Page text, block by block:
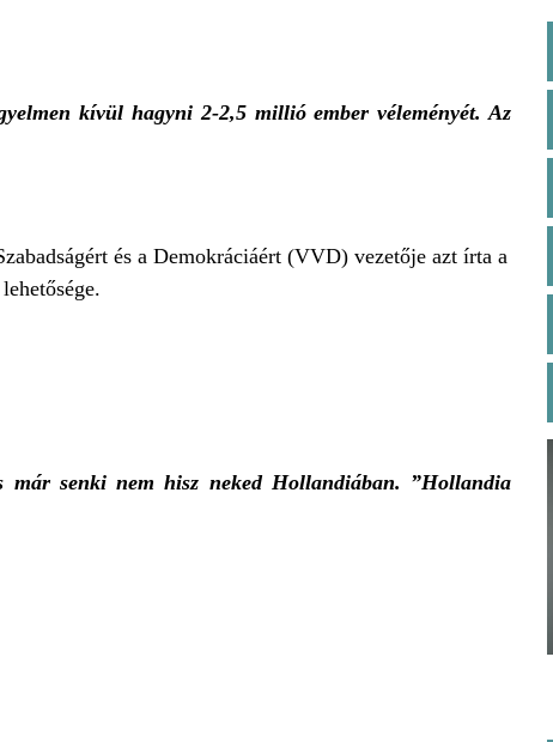
kívül hagyni 2-2,5 millió ember véleményét. Az
és a Demokráciáért (VVD) vezetője azt írta a
senki nem hisz neked Hollandiában. ”Hollandia